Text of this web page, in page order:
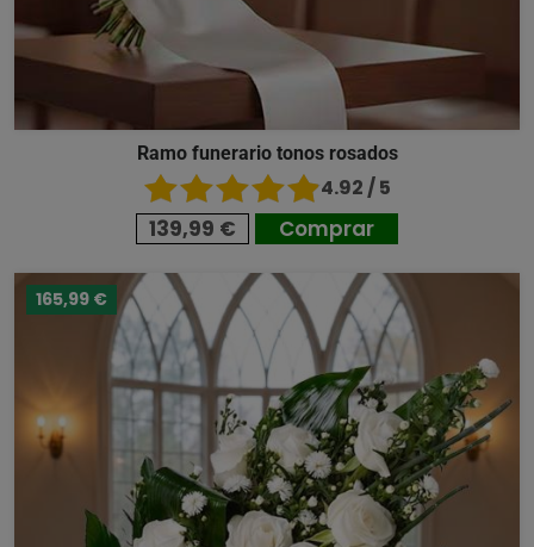
Ramo funerario tonos rosados
4.92 / 5
139,99 € Comprar
165,99 €